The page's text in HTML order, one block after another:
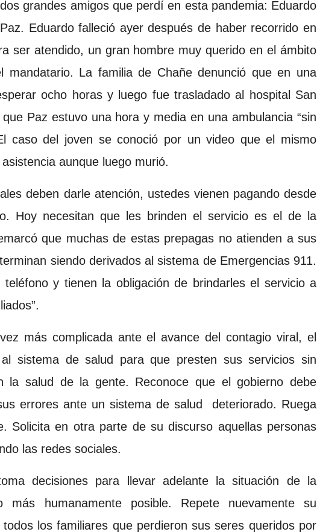
grandes amigos que perdí en esta pandemia: Eduardo
Eduardo falleció ayer después de haber recorrido en
ser atendido, un gran hombre muy querido en el ámbito
mandatario. La familia de Chañe denunció que en una
ocho horas y luego fue trasladado al hospital San
Paz estuvo una hora y media en una ambulancia “sin
caso del joven se conoció por un video que el mismo
aunque luego murió.
deben darle atención, ustedes vienen pagando desde
Hoy necesitan que les brinden el servicio es el de la
que muchas de estas prepagas no atienden a sus
siendo derivados al sistema de Emergencias 911.
teléfono y tienen la obligación de brindarles el servicio a
más complicada ante el avance del contagio viral, el
sistema de salud para que presten sus servicios sin
la salud de la gente. Reconoce que el gobierno debe
errores ante un sistema de salud deteriorado. Ruega
Solicita en otra parte de su discurso aquellas personas
las redes sociales.
decisiones para llevar adelante la situación de la
más humanamente posible. Repete nuevamente su
los familiares que perdieron sus seres queridos por